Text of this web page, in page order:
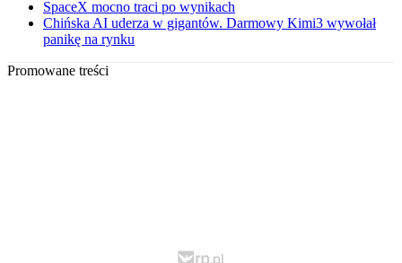
SpaceX mocno traci po wynikach
Chińska AI uderza w gigantów. Darmowy Kimi3 wywołał
panikę na rynku
Promowane treści